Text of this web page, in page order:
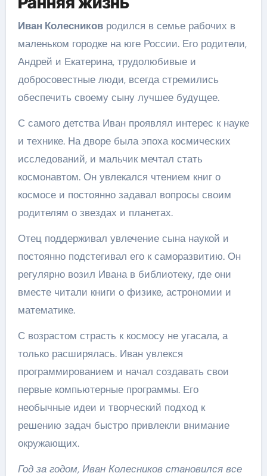
Иван Колесниковродился в семье рабочих в
маленьком городке на юге России. Его родители,
Андрей и Екатерина, трудолюбивые и
добросовестные люди, всегда стремились
обеспечить своему сыну лучшее будущее.
С самого детства Иван проявлял интерес к науке
и технике. На дворе была эпоха космических
исследований, и мальчик мечтал стать
космонавтом. Он увлекался чтением книг о
космосе и постоянно задавал вопросы своим
родителям о звездах и планетах.
Отец поддерживал увлечение сына наукой и
постоянно подстегивал его к саморазвитию. Он
регулярно возил Ивана в библиотеку, где они
вместе читали книги о физике, астрономии и
математике.
С возрастом страсть к космосу не угасала, а
только расширялась. Иван увлекся
программированием и начал создавать свои
первые компьютерные программы. Его
необычные идеи и творческий подход к
решению задач быстро привлекли внимание
окружающих.
Год за годом, Иван Колесников становился все